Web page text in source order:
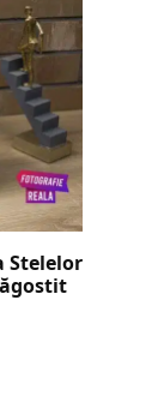
Stelelor